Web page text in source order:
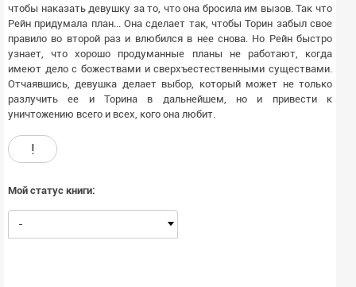
чтобы наказать девушку за то, что она бросила им вызов. Так что
Рейн придумала план... Она сделает так, чтобы Торин забыл свое
правило во второй раз и влюбился в нее снова. Но Рейн быстро
узнает, что хорошо продуманные планы не работают, когда
имеют дело с божествами и сверхъестественными существами.
Отчаявшись, девушка делает выбор, который может не только
разлучить ее и Торина в дальнейшем, но и привести к
уничтожению всего и всех, кого она любит.
!
Мой статус книги:
-